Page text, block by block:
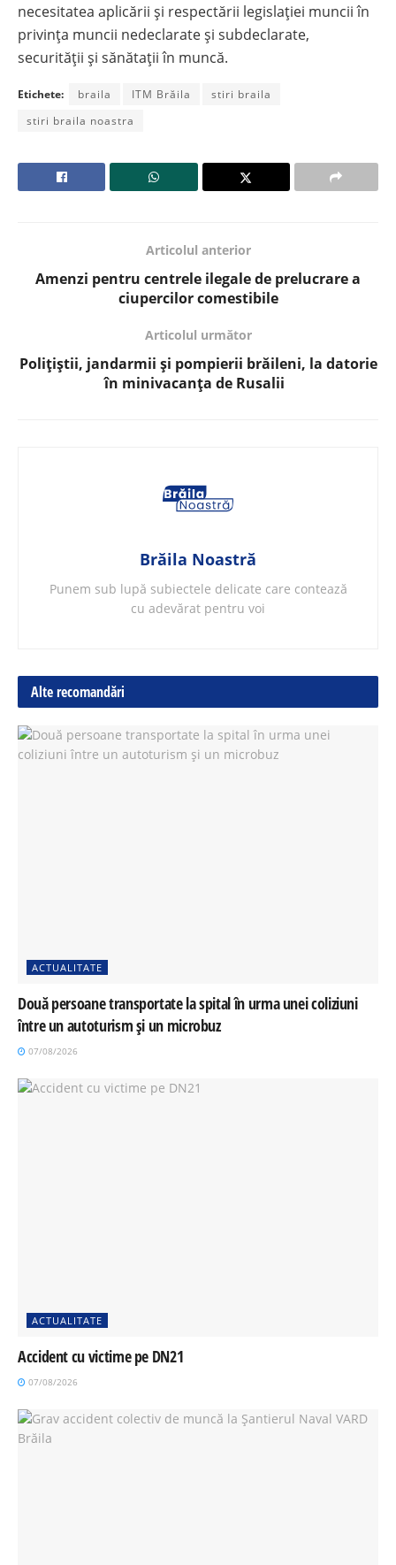
necesitatea aplicării şi respectării legislaţiei muncii în
privinţa muncii nedeclarate şi subdeclarate,
securităţii şi sănătații în muncă.
Etichete: braila ITM Brăila
stiri braila
stiri braila noastra
Articolul anterior
Amenzi pentru centrele ilegale de prelucrare a
ciupercilor comestibile
Articolul următor
Polițiștii, jandarmii și pompierii brăileni, la datorie
în minivacanța de Rusalii
Brăila Noastră
Punem sub lupă subiectele delicate care contează
cu adevărat pentru voi
Alte recomandări
ACTUALITATE
Două persoane transportate la spital în urma unei coliziuni
între un autoturism și un microbuz
07/08/2026
ACTUALITATE
Accident cu victime pe DN21
07/08/2026